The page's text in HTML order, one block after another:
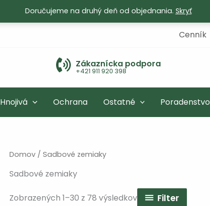
Doručujeme na druhý deň od objednania. Skryť
Cenník
Zákaznícka podpora
+421 911 920 398
Hnojivá Ochrana Ostatné Poradenstvo
Domov / Sadbové zemiaky
Sadbové zemiaky
Zobrazených 1–30 z 78 výsledkov Filter